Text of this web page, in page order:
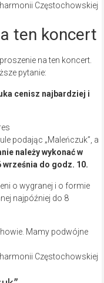
Częstochowskiej
ten koncert
na ten koncert.
pytanie:
cenisz najbardziej i
podając „Maleńczuk”, a
należy wykonać w
do godz. 10.
o wygranej i o formie
najpóźniej do 8
Częstochowskiej